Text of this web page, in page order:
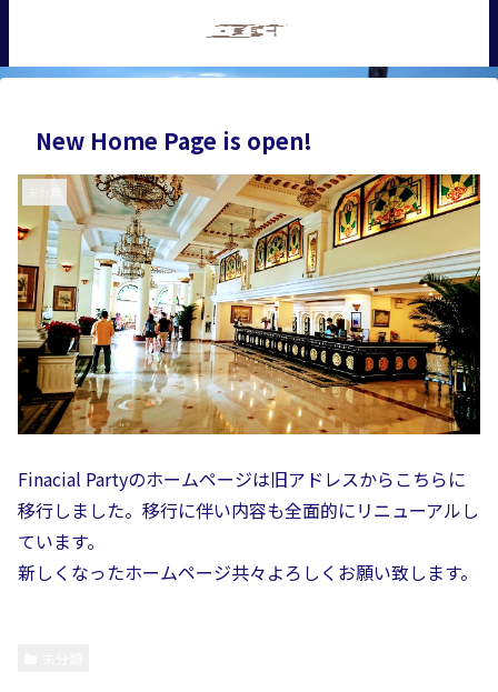
New Home Page is open!
Finacial Partyのホームページは旧アドレスからこちらに
移行しました。移行に伴い内容も全面的にリニューアルし
ています。
新しくなったホームページ共々よろしくお願い致します。